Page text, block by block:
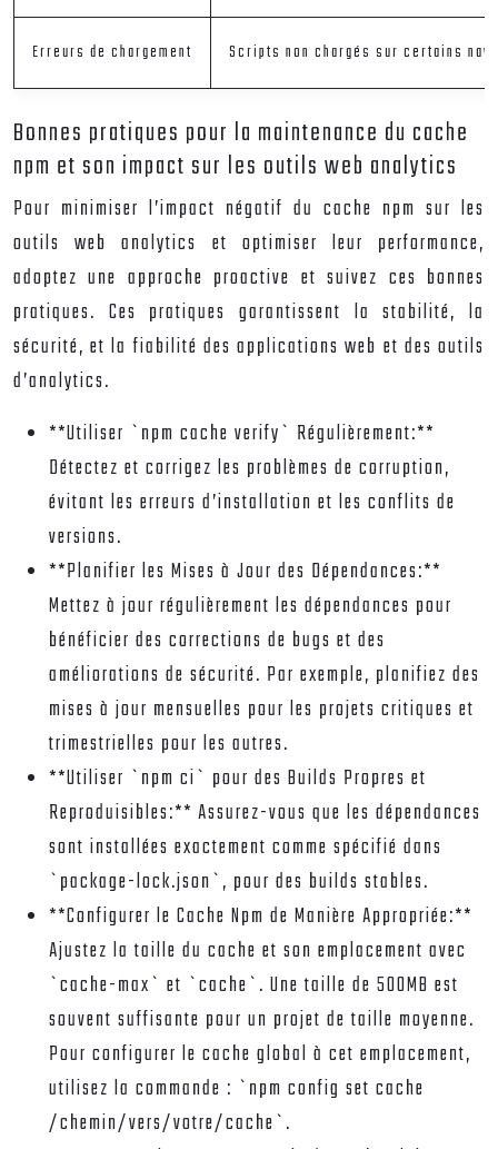
Erreurs de chargement Scripts non chargés sur certains
Bonnes pratiques pour la maintenance du cache
npm et son impact sur les outils web analytics
Pour minimiser l’impact négatif du cache npm sur les
outils web analytics et optimiser leur performance,
adoptez une approche proactive et suivez ces bonnes
pratiques. Ces pratiques garantissent la stabilité, la
sécurité, et la fiabilité des applications web et des outils
d’analytics.
**Utiliser `npm cache verify` Régulièrement:**
Détectez et corrigez les problèmes de corruption,
évitant les erreurs d’installation et les conflits de
versions.
**Planifier les Mises à Jour des Dépendances:**
Mettez à jour régulièrement les dépendances pour
bénéficier des corrections de bugs et des
améliorations de sécurité. Par exemple, planifiez des
mises à jour mensuelles pour les projets critiques et
trimestrielles pour les autres.
**Utiliser `npm ci` pour des Builds Propres et
Reproduisibles:** Assurez-vous que les dépendances
sont installées exactement comme spécifié dans
`package-lock.json`, pour des builds stables.
**Configurer le Cache Npm de Manière Appropriée:**
Ajustez la taille du cache et son emplacement avec
`cache-max` et `cache`. Une taille de 500MB est
souvent suffisante pour un projet de taille moyenne.
Pour configurer le cache global à cet emplacement,
utilisez la commande : `npm config set cache
/chemin/vers/votre/cache`.